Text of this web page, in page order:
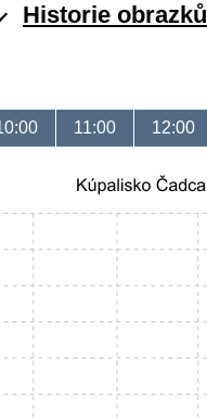
Historie obrazků
11:00 12:00